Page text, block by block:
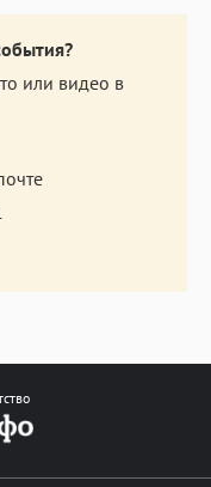
или видео в